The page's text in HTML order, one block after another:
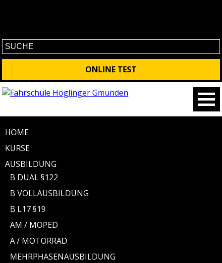
ONLINE TEST
HOME
KURSE
AUSBILDUNG
B DUAL §122
B VOLLAUSBILDUNG
B L17 §19
AM / MOPED
A / MOTORRAD
MEHRPHASENAUSBILDUNG